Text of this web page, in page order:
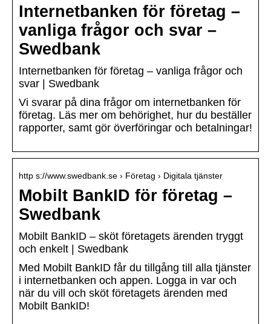
Internetbanken för företag –
vanliga frågor och svar –
Swedbank
Internetbanken för företag – vanliga frågor och
svar | Swedbank
Vi svarar på dina frågor om internetbanken för
företag. Läs mer om behörighet, hur du beställer
rapporter, samt gör överföringar och betalningar!
http s://www.swedbank.se › Företag › Digitala tjänster
Mobilt BankID för företag –
Swedbank
Mobilt BankID – sköt företagets ärenden tryggt
och enkelt | Swedbank
Med Mobilt BankID får du tillgång till alla tjänster
i internetbanken och appen. Logga in var och
när du vill och sköt företagets ärenden med
Mobilt BankID!